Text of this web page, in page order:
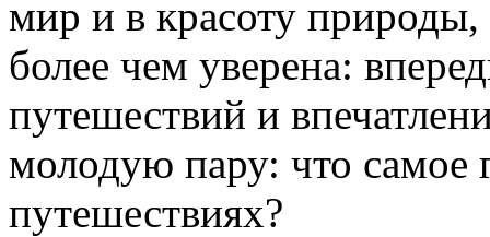
мир и в красоту природы,
более чем уверена:
путешествий и
молодую пару: что самое
путешествиях?